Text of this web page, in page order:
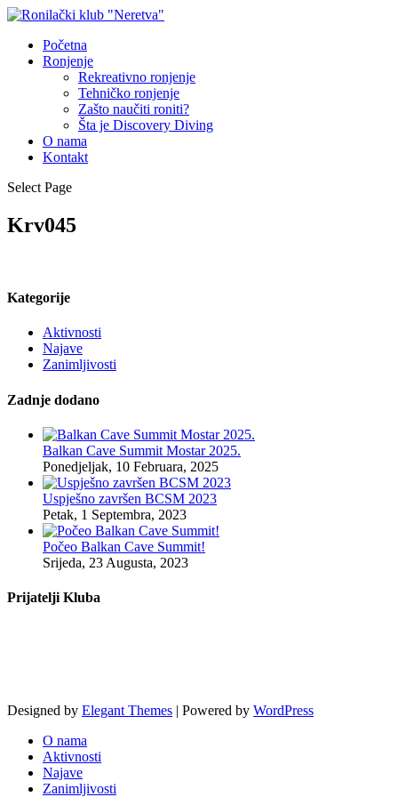
Početna
Ronjenje
Rekreativno ronjenje
Tehničko ronjenje
Zašto naučiti roniti?
Šta je Discovery Diving
O nama
Kontakt
Select Page
Krv045
Kategorije
Aktivnosti
Najave
Zanimljivosti
Zadnje dodano
Balkan Cave Summit Mostar 2025.
Ponedjeljak, 10 Februara, 2025
Uspješno završen BCSM 2023
Petak, 1 Septembra, 2023
Počeo Balkan Cave Summit!
Srijeda, 23 Augusta, 2023
Prijatelji Kluba
Designed by Elegant Themes | Powered by WordPress
O nama
Aktivnosti
Najave
Zanimljivosti